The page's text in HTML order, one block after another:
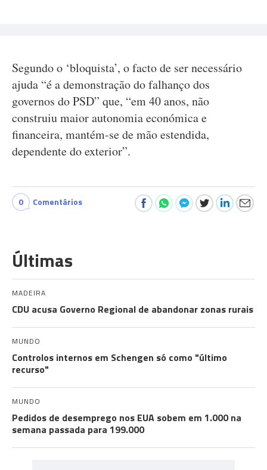
Segundo o ‘bloquista’, o facto de ser necessário
ajuda “é a demonstração do falhanço dos
governos do PSD” que, “em 40 anos, não
construiu maior autonomia económica e
financeira, mantém-se de mão estendida,
dependente do exterior”.
0 Comentários
Últimas
MADEIRA
CDU acusa Governo Regional de abandonar zonas rurais
MUNDO
Controlos internos em Schengen só como "último
recurso"
MUNDO
Pedidos de desemprego nos EUA sobem em 1.000 na
semana passada para 199.000